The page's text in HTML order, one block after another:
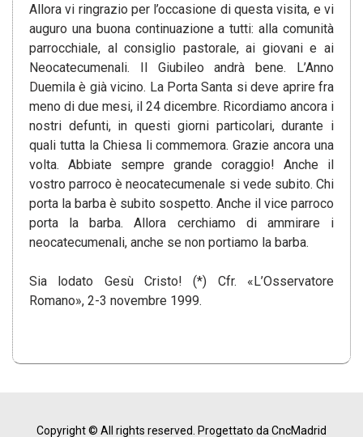
Allora vi ringrazio per l’occasione di questa visita, e vi
auguro una buona continuazione a tutti: alla comunità
parrocchiale, al consiglio pastorale, ai giovani e ai
Neocatecumenali. Il Giubileo andrà bene. L’Anno
Duemila è già vicino. La Porta Santa si deve aprire fra
meno di due mesi, il 24 dicembre. Ricordiamo ancora i
nostri defunti, in questi giorni particolari, durante i
quali tutta la Chiesa li commemora. Grazie ancora una
volta. Abbiate sempre grande coraggio! Anche il
vostro parroco è neocatecumenale si vede subito. Chi
porta la barba è subito sospetto. Anche il vice parroco
porta la barba. Allora cerchiamo di ammirare i
neocatecumenali, anche se non portiamo la barba.
Sia lodato Gesù Cristo! (*) Cfr. «L’Osservatore
Romano», 2-3 novembre 1999.
Copyright © All rights reserved. Progettato da CncMadrid